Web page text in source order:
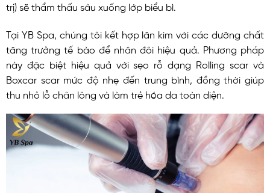
trị) sẽ thẩm thấu sâu xuống lớp biểu bì.
Tại YB Spa, chúng tôi kết hợp lăn kim với các dưỡng chất
tăng trưởng tế bào để nhân đôi hiệu quả. Phương pháp
này đặc biệt hiệu quả với sẹo rỗ dạng Rolling scar và
Boxcar scar mức độ nhẹ đến trung bình, đồng thời giúp
thu nhỏ lỗ chân lông và làm trẻ hóa da toàn diện.